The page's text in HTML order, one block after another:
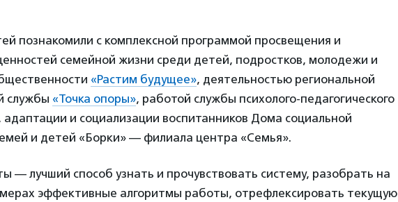
познакомили с комплексной программой просвещения и
семейной жизни среди детей, подростков, молодежи и
«Растим будущее», деятельностью региональной
службы «Точка опоры», работой службы психолого-педагогического
и социализации воспитанников Дома социальной
и детей «Борки» — филиала центра «Семья».
— лучший способ узнать и прочувствовать систему, разобрать на
эффективные алгоритмы работы, отрефлексировать текущую